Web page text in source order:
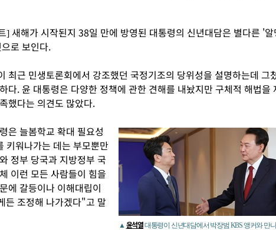
] 새해가 시작된지 38일 만에 방영된 대통령의 신년대담은 별다른 '알
로 보인다.
최근 민생토론회에서 강조했던 국정기조의 당위성을 설명하는데 그
다. 윤 대통령은 다양한 정책에 관한 견해를 내놨지만 구체적 해법을
했다는 의견도 많았다.
▲ 윤석열대통령이 신년대담에서 박장범 KBS 앵커와 만나
은 늘봄학교 확대 필요성
키워나가는 데는 부모뿐만
정부 당국과 지방정부 국
이런 모든 사람들이 힘을
에 갈등이나 이해대립이
든 조정해 나가겠다"고 말